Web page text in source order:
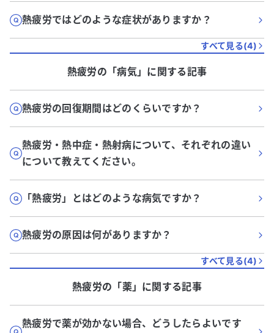
熱疲労ではどのような症状がありますか？
すべて見る(4)
熱疲労の「病気」に関する記事
熱疲労の回復期間はどのくらいですか？
熱疲労・熱中症・熱射病について、それぞれの違い
について教えてください。
「熱疲労」とはどのような病気ですか？
熱疲労の原因は何がありますか？
すべて見る(4)
熱疲労の「薬」に関する記事
熱疲労で薬が効かない場合、どうしたらよいです